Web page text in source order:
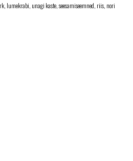
lumekrabi, unagi kaste, seesamiseemned, riis, nori